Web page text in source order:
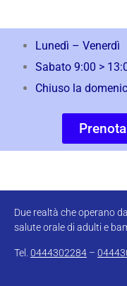
Lunedì –
Sabato 9:00 >
Chiuso la
Due realtà che operano
salute orale di adulti e
Tel. 0444302284 –